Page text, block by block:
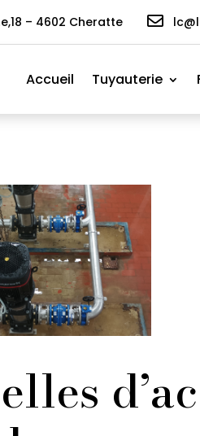
– 4602 Cheratte 
Accueil Tuyauterie